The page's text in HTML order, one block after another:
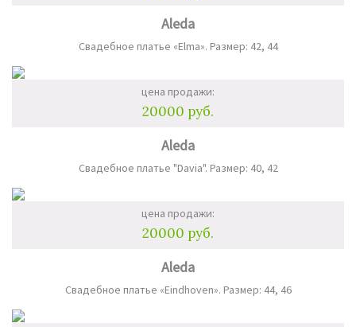
Aleda
Свадебное платье «Elma». Размер: 42, 44
цена продажи:
20000 руб.
Aleda
Свадебное платье "Davia". Размер: 40, 42
цена продажи:
20000 руб.
Aleda
Свадебное платье «Eindhoven». Размер: 44, 46